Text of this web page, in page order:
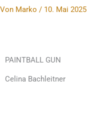
Von Marko / 10. Mai 2025
PAINTBALL GUN
Celina Bachleitner